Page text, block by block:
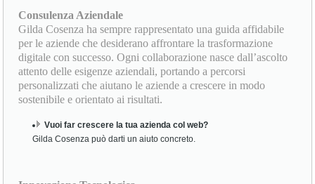
Consulenza Aziendale
Gilda Cosenza ha sempre rappresentato una guida affidabile
per le aziende che desiderano affrontare la trasformazione
digitale con successo. Ogni collaborazione nasce dall’ascolto
attento delle esigenze aziendali, portando a percorsi
personalizzati che aiutano le aziende a crescere in modo
sostenibile e orientato ai risultati.
Vuoi far crescere la tua azienda col web?
Gilda Cosenza può darti un aiuto concreto.